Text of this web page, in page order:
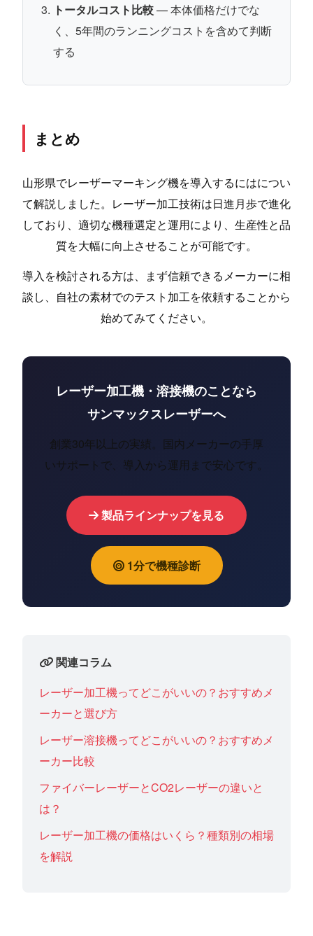
トータルコスト比較— 本体価格だけでな
く、5年間のランニングコストを含めて判断
する
まとめ
山形県でレーザーマーキング機を導入するにはについ
て解説しました。レーザー加工技術は日進月歩で進化
しており、適切な機種選定と運用により、生産性と品
質を大幅に向上させることが可能です。
導入を検討される方は、まず信頼できるメーカーに相
談し、自社の素材でのテスト加工を依頼することから
始めてみてください。
レーザー加工機・溶接機のことなら
サンマックスレーザーへ
創業30年以上の実績。国内メーカーの手厚
いサポートで、導入から運用まで安心です。
製品ラインナップを見る
1分で機種診断
関連コラム
レーザー加工機ってどこがいいの？おすすめメ
ーカーと選び方
レーザー溶接機ってどこがいいの？おすすめメ
ーカー比較
ファイバーレーザーとCO2レーザーの違いと
は？
レーザー加工機の価格はいくら？種類別の相場
を解説